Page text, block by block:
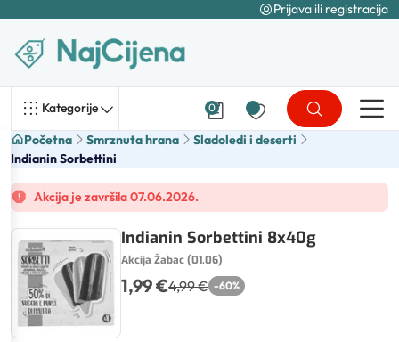
Prijava ili registracija
Kategorije 0
Početna Smrznuta hrana
Sladoledi i deserti
Indianin Sorbettini
Akcija je završila 07.06.2026.
Indianin Sorbettini 8x40g
Akcija Žabac (01.06)
1,99 €4,99 € -60%